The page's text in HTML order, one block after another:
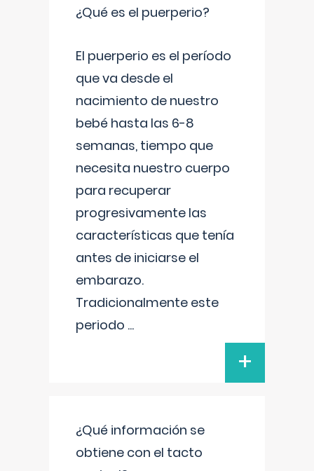
¿Qué es el puerperio?
El puerperio es el período
que va desde el
nacimiento de nuestro
bebé hasta las 6-8
semanas, tiempo que
necesita nuestro cuerpo
para recuperar
progresivamente las
características que tenía
antes de iniciarse el
embarazo.
Tradicionalmente este
periodo ...
+
¿Qué información se
obtiene con el tacto